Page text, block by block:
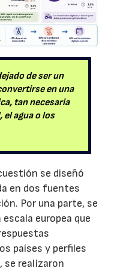
de ser un
en una
tan necesaria
agua o los
se diseñó
en dos fuentes
Por una parte, se
europea que
países y perfiles
se realizaron